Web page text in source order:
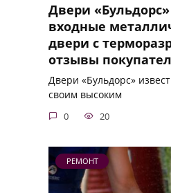
Двери
входные
двери с
отзывы
Двери «Бульдорс»
своим высоким
0 20
РЕМОНТ